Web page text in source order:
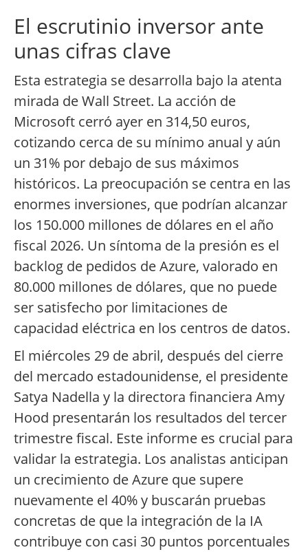
El escrutinio inversor ante
unas cifras clave
Esta estrategia se desarrolla bajo la atenta
mirada de Wall Street. La acción de
Microsoft cerró ayer en 314,50 euros,
cotizando cerca de su mínimo anual y aún
un 31% por debajo de sus máximos
históricos. La preocupación se centra en las
enormes inversiones, que podrían alcanzar
los 150.000 millones de dólares en el año
fiscal 2026. Un síntoma de la presión es el
backlog de pedidos de Azure, valorado en
80.000 millones de dólares, que no puede
ser satisfecho por limitaciones de
capacidad eléctrica en los centros de datos.
El miércoles 29 de abril, después del cierre
del mercado estadounidense, el presidente
Satya Nadella y la directora financiera Amy
Hood presentarán los resultados del tercer
trimestre fiscal. Este informe es crucial para
validar la estrategia. Los analistas anticipan
un crecimiento de Azure que supere
nuevamente el 40% y buscarán pruebas
concretas de que la integración de la IA
contribuye con casi 30 puntos porcentuales